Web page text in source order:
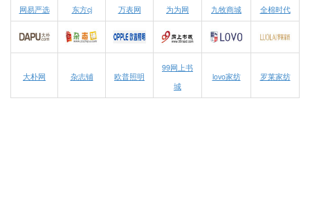
网易严选 东方cj 万表网 为为网 九牧商城 全棉时代
大朴网 杂志铺 欧普照明
99网上书
城
lovo家纺 罗莱家纺